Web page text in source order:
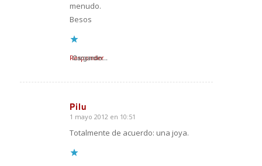
menudo.
Besos
Cargando...
Responder
Pilu
Dice:
1 mayo 2012 en 10:51
Totalmente de acuerdo: una joya.